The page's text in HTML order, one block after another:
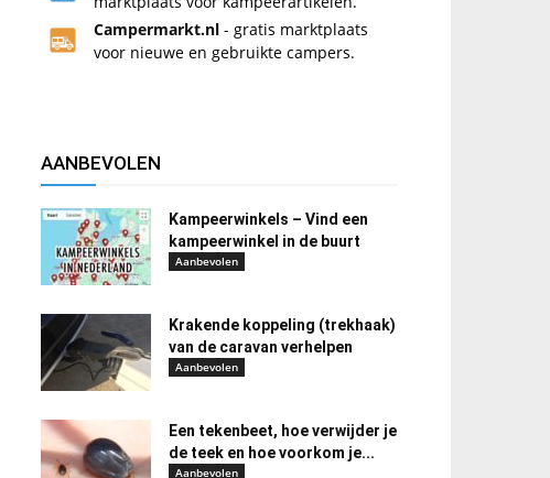
Campermarkt.nl - gratis marktplaats
voor nieuwe en gebruikte campers.
AANBEVOLEN
Kampeerwinkels – Vind een
kampeerwinkel in de buurt
Aanbevolen
Krakende koppeling (trekhaak)
van de caravan verhelpen
Aanbevolen
Een tekenbeet, hoe verwijder je
de teek en hoe voorkom je...
Aanbevolen